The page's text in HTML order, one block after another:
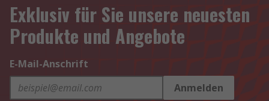
Exklusiv für Sie unsere neuesten
Produkte und Angebote
E-Mail-Anschrift
Anmelden